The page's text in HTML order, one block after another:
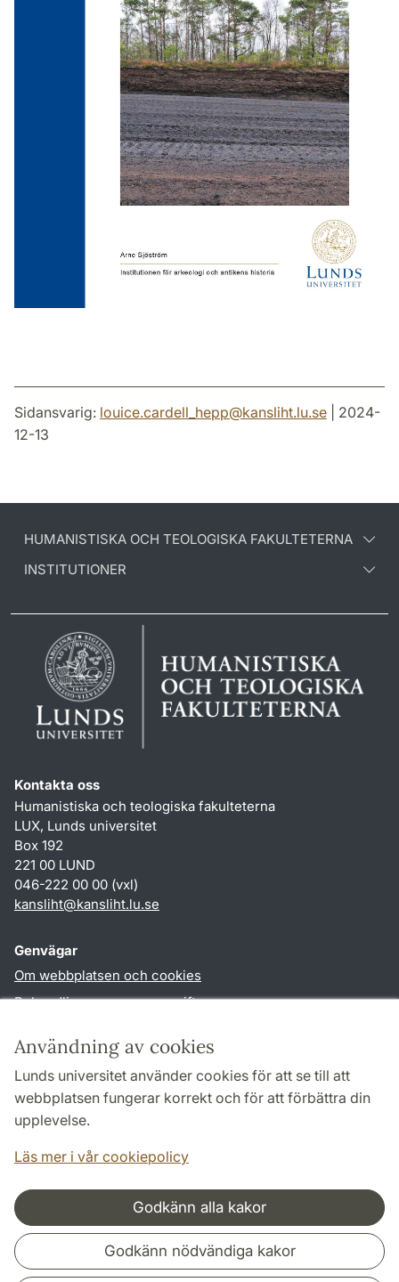
Användning av cookies
Lunds universitet använder cookies för att se till att
webbplatsen fungerar korrekt och för att förbättra din
upplevelse.
Läs mer i vår cookiepolicy
Godkänn alla kakor
Godkänn nödvändiga kakor
Sidansvarig: louice.cardell_hepp@kansliht.lu.se | 2024-
12-13
HUMANISTISKA OCH TEOLOGISKA FAKULTETERNA
INSTITUTIONER
Kontakta oss
Humanistiska och teologiska fakulteterna
LUX, Lunds universitet
Box 192
221 00 LUND
046-222 00 00 (vxl)
kansliht@kansliht.lu.se
Genvägar
Om webbplatsen och cookies
Behandling av personuppgifter
TYPO3-login
Följ oss i sociala medier
Samarbeten och nätverk